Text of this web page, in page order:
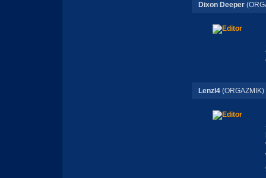
Dixon Deeper
Lenzl4(ORGAZMIK)